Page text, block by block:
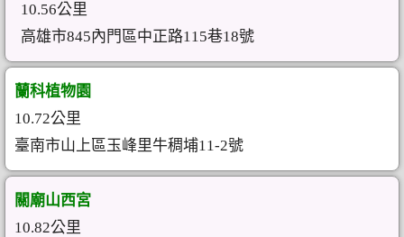
10.56公里
高雄市845內門區中正路115巷18號
蘭科植物園
10.72公里
臺南市山上區玉峰里牛稠埔11-2號
關廟山西宮
10.82公里